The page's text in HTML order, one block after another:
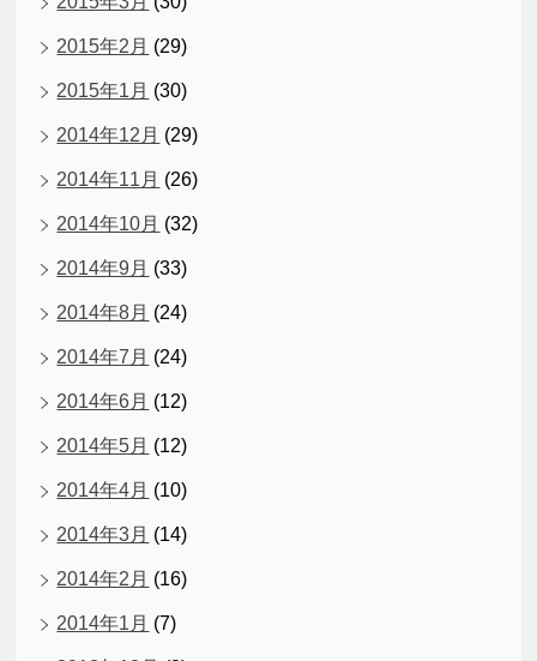
2015年2月 (29)
2015年1月 (30)
2014年12月 (29)
2014年11月 (26)
2014年10月 (32)
2014年9月 (33)
2014年8月 (24)
2014年7月 (24)
2014年6月 (12)
2014年5月 (12)
2014年4月 (10)
2014年3月 (14)
2014年2月 (16)
2014年1月 (7)